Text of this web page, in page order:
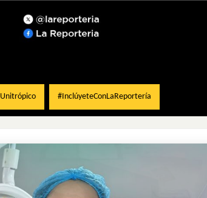
Unitrópico #InclúyeteConLaReportería